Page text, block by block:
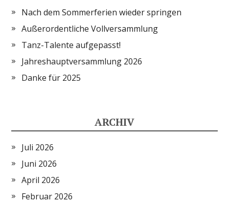
Nach dem Sommerferien wieder springen
Außerordentliche Vollversammlung
Tanz-Talente aufgepasst!
Jahreshauptversammlung 2026
Danke für 2025
ARCHIV
Juli 2026
Juni 2026
April 2026
Februar 2026